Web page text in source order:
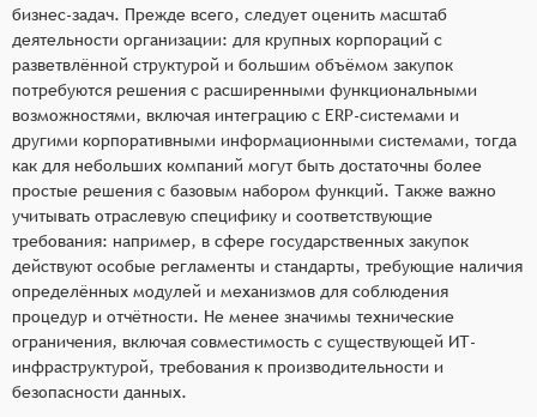
бизнес-задач. Прежде всего, следует оценить масштаб
деятельности организации: для крупных корпораций с
разветвлённой структурой и большим объёмом закупок
потребуются решения с расширенными функциональными
возможностями, включая интеграцию с ERP-системами и
другими корпоративными информационными системами, тогда
как для небольших компаний могут быть достаточны более
простые решения с базовым набором функций. Также важно
учитывать отраслевую специфику и соответствующие
требования: например, в сфере государственных закупок
действуют особые регламенты и стандарты, требующие наличия
определённых модулей и механизмов для соблюдения
процедур и отчётности. Не менее значимы технические
ограничения, включая совместимость с существующей ИТ-
инфраструктурой, требования к производительности и
безопасности данных.